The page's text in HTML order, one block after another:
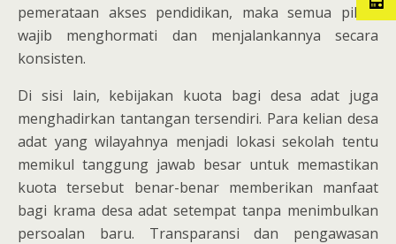
pemerataan akses pendidikan, maka semua pihak
wajib menghormati dan menjalankannya secara
konsisten.
Di sisi lain, kebijakan kuota bagi desa adat juga
menghadirkan tantangan tersendiri. Para kelian desa
adat yang wilayahnya menjadi lokasi sekolah tentu
memikul tanggung jawab besar untuk memastikan
kuota tersebut benar-benar memberikan manfaat
bagi krama desa adat setempat tanpa menimbulkan
persoalan baru. Transparansi dan pengawasan